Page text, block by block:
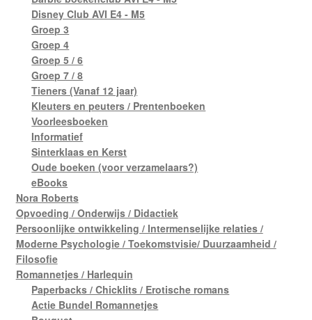
Disney Club AVI E4 - M5
Groep 3
Groep 4
Groep 5 / 6
Groep 7 / 8
Tieners (Vanaf 12 jaar)
Kleuters en peuters / Prentenboeken
Voorleesboeken
Informatief
Sinterklaas en Kerst
Oude boeken (voor verzamelaars?)
eBooks
Nora Roberts
Opvoeding / Onderwijs / Didactiek
Persoonlijke ontwikkeling / Intermenselijke relaties /
Moderne Psychologie / Toekomstvisie/ Duurzaamheid /
Filosofie
Romannetjes / Harlequin
Paperbacks / Chicklits / Erotische romans
Actie Bundel Romannetjes